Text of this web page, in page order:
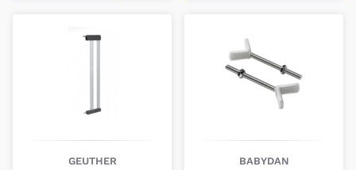
GEUTHER BABYDAN